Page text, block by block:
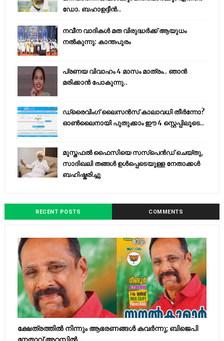
ഡോ. ബഹാഉദ്ദീൻ..
നവീന വാദികൾ മത വിരുദ്ധർക്ക് ആയുധം
നൽകുന്നു: കാന്തപുരം
പ്രണയ വിവാഹം 4 മാസം മാത്രം.. ഞാൻ
മരിക്കാൻ പോകുന്നു..
ഡ്രൈവിംഗ് ലൈസൻസ് കാലാവധി തീർന്നോ?
ഓൺലൈനായി പുതുക്കാം ഈ 4 സ്റ്റെപ്പിലൂടെ..
മുസ്തഫൽ ഫൈസിയെ സസ്‌പെൻഡ് ചെയ്തു,
സാദിഖലി തങ്ങൾ ഉൾപ്പെടെയുള്ള നേതാക്കൾ
ബഹിഷ്കരിച്ചു
RECENT POSTS COMMENTS
ക്ഷേത്രത്തിൽ നിന്നും ആഭരണങ്ങൾ കവർന്നു; ബിജെപി